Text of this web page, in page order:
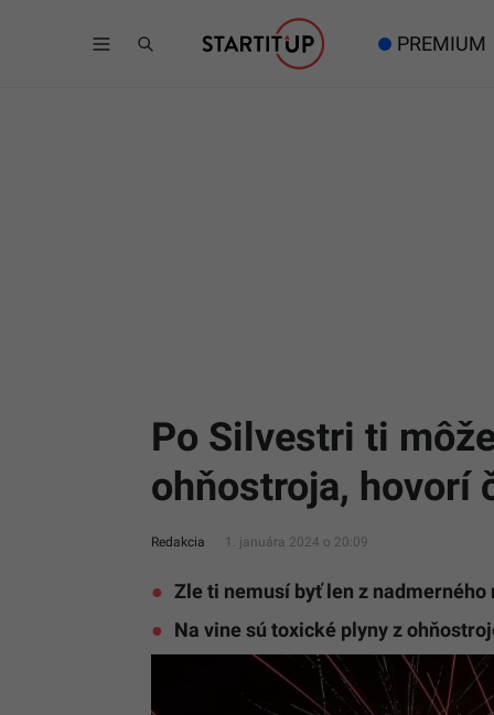
PREMIUM
Po Silvestri ti
ohňostroja, hovorí
Redakcia 1. januára 2024 o 20:09
Zle ti nemusí byť len z
Na vine sú toxické plyny z